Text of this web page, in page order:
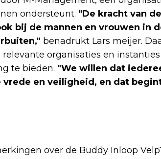
ondersteunt. "De kracht van
bij de mannen en vrouwen in
benadrukt Lars meijer.
organisaties en
te bieden. "We willen dat
vrede en veiligheid, en dat
over de Buddy Inloop